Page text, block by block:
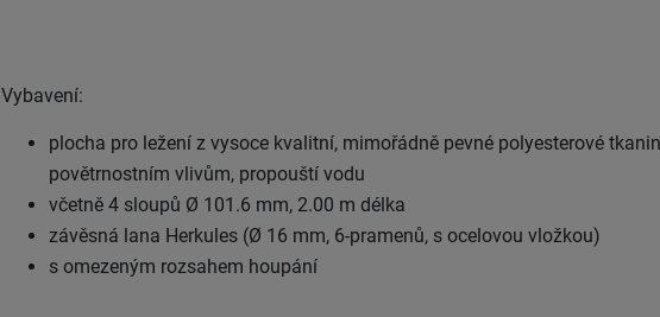
Vybavení:
plocha pro ležení z vysoce kvalitní, mimořádně pevné polyesterové
povětrnostním vlivům, propouští vodu
včetně 4 sloupů Ø 101.6 mm, 2.00 m délka
závěsná lana Herkules (Ø 16 mm, 6-pramenů, s ocelovou vložkou)
s omezeným rozsahem houpání